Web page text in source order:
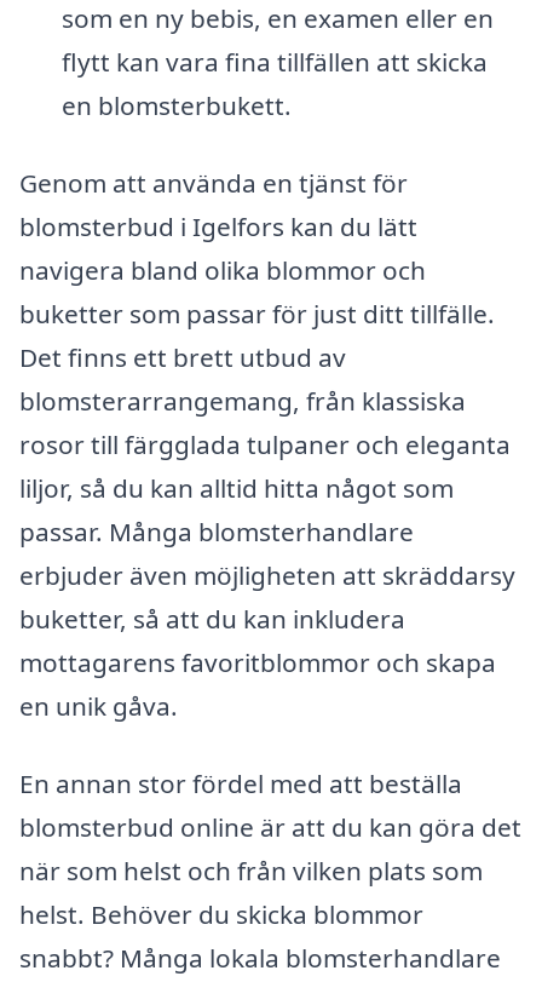
som en ny bebis, en examen eller en
flytt kan vara fina tillfällen att skicka
en blomsterbukett.
Genom att använda en tjänst för
blomsterbud i Igelfors kan du lätt
navigera bland olika blommor och
buketter som passar för just ditt tillfälle.
Det finns ett brett utbud av
blomsterarrangemang, från klassiska
rosor till färgglada tulpaner och eleganta
liljor, så du kan alltid hitta något som
passar. Många blomsterhandlare
erbjuder även möjligheten att skräddarsy
buketter, så att du kan inkludera
mottagarens favoritblommor och skapa
en unik gåva.
En annan stor fördel med att beställa
blomsterbud online är att du kan göra det
när som helst och från vilken plats som
helst. Behöver du skicka blommor
snabbt? Många lokala blomsterhandlare